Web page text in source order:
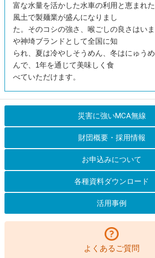
富な水量を活かした水車の利 用と恵まれた
風土で製麺業が盛んになりまし
た。そのコシの強さ、喉ごしの良さはいま
や神埼ブランドとして全国に知
られ、夏は冷やしそうめん、冬はにゅうめ
んで、 1年を通じて美味しく食
べていただけます。
災害に強いMCA無線
財団概要・採用情報
お申込みについて
各種資料ダウンロード
活用事例
よくあるご質問